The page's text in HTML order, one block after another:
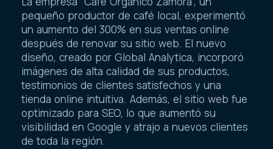
pequeño productor de café local, experimentó
un aumento del 300% en sus ventas online
después de renovar su sitio web. El nuevo
diseño, creado por Global Analytica, incorporó
imágenes de alta calidad de sus productos,
testimonios de clientes satisfechos y una
tienda online intuitiva. Además, el sitio web fue
optimizado para SEO, lo que aumentó su
visibilidad en Google y atrajo a nuevos clientes
de toda la región.